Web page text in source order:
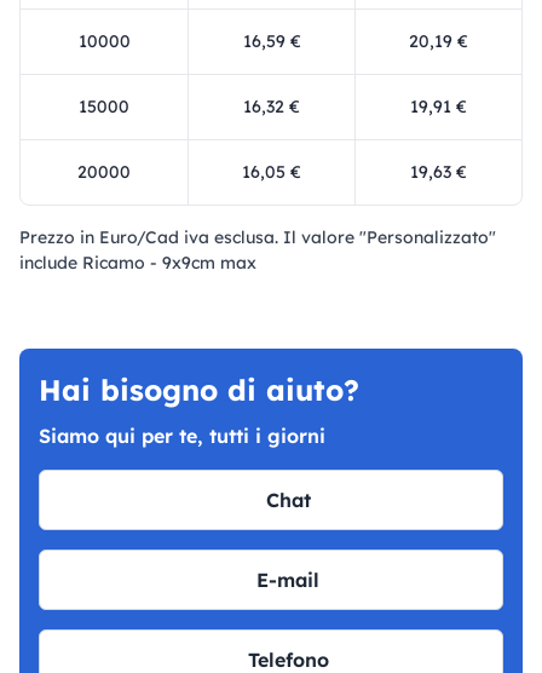
10000 16,59 € 20,19 €
15000 16,32 € 19,91 €
20000 16,05 € 19,63 €
Prezzo in Euro/Cad iva esclusa. Il valore "Personalizzato"
include Ricamo - 9x9cm max
Hai bisogno di aiuto?
Siamo qui per te, tutti i giorni
Chat
E-mail
Telefono